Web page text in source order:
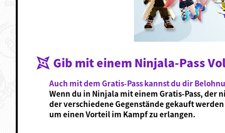
Gib mit einem Ninjala-Pass
Auch mit dem Gratis-Pass kannst du dir
Wenn du in Ninjala mit einem Gratis-Pass, der
der verschiedene Gegenstände gekauft
um einen Vorteil im Kampf zu erlangen.